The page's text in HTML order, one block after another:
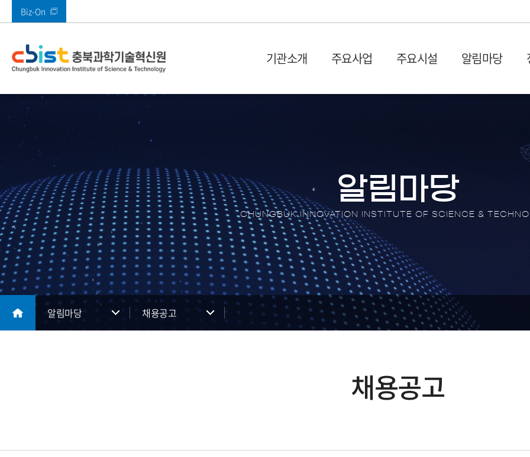
Biz-On
기관소개
기관소개
뉴스
포토뉴
주요사업
주요사업
AI융합혁신본부
경영본부
콘텐츠진흥본부
북부권 혁신지원센터
남부권혁신지원센터
주요시설
주요시설
멀티미디어기술지원센터
충북IDC
충북 산업 디지털 전환 협업지
원센터
XR센터
충청ICT 이노베이션스퀘어
입주안내
입주기업 애로상담
이용
알림마당
알림마당
정보공개
ESG경영
경영공시
CBIST 신문고
적극행정
알림마당
CHUNGBUK INNOVATION INSTITUTE OF SCIENCE &
알림마당 채용공고
채용공고